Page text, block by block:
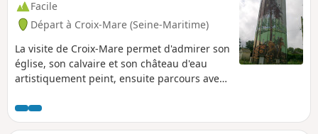
Facile
Départ à Croix-Mare (Seine-Maritime)
La visite de Croix-Mare permet d'admirer son
église, son calvaire et son château d'eau
artistiquement peint, ensuite parcours avec
dans les bois.